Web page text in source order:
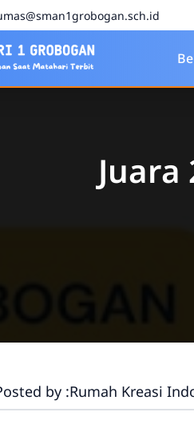
1 Grobogan
by :Rumah Kreasi